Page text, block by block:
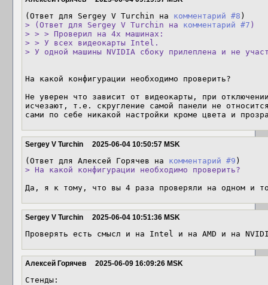
(Ответ для Sergey V Turchin на комментарий #8
> (Ответ для Sergey V Turchin на комментарий #7 )
> > > Проверил на 4х машинах:
> > У всех видеокарты Intel.
> У одной машины NVIDIA сбоку прилеплена и не
На какой конфигурации необходимо проверить?
Не уверен что зависит от видеокарты, при
исчезают, т.е. скругление самой панели не
сами по себе никакой настройки кроме цвета и
Sergey V Turchin 2025-06-04 10:50:57 MSK
(Ответ для Алексей Горячев на комментарий #9
> На какой конфигурации необходимо проверить?
Да, я к тому, что вы 4 раза проверяли на одном и
Sergey V Turchin 2025-06-04 10:51:36 MSK
Проверять есть смысл и на Intel и на AMD и на
Алексей Горячев 2025-06-09 16:09:26 MSK
Стенды: